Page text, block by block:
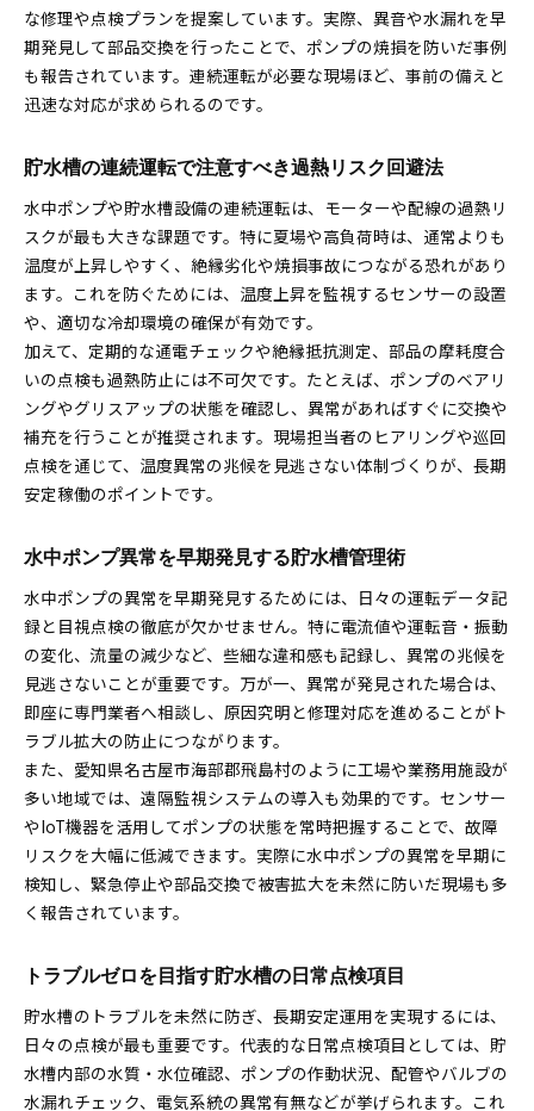
な修理や点検プランを提案しています。実際、異音や水漏れを早
期発見して部品交換を行ったことで、ポンプの焼損を防いだ事例
も報告されています。連続運転が必要な現場ほど、事前の備えと
迅速な対応が求められるのです。
貯水槽の連続運転で注意すべき過熱リスク回避法
水中ポンプや貯水槽設備の連続運転は、モーターや配線の過熱リ
スクが最も大きな課題です。特に夏場や高負荷時は、通常よりも
温度が上昇しやすく、絶縁劣化や焼損事故につながる恐れがあり
ます。これを防ぐためには、温度上昇を監視するセンサーの設置
や、適切な冷却環境の確保が有効です。
加えて、定期的な通電チェックや絶縁抵抗測定、部品の摩耗度合
いの点検も過熱防止には不可欠です。たとえば、ポンプのベアリ
ングやグリスアップの状態を確認し、異常があればすぐに交換や
補充を行うことが推奨されます。現場担当者のヒアリングや巡回
点検を通じて、温度異常の兆候を見逃さない体制づくりが、長期
安定稼働のポイントです。
水中ポンプ異常を早期発見する貯水槽管理術
水中ポンプの異常を早期発見するためには、日々の運転データ記
録と目視点検の徹底が欠かせません。特に電流値や運転音・振動
の変化、流量の減少など、些細な違和感も記録し、異常の兆候を
見逃さないことが重要です。万が一、異常が発見された場合は、
即座に専門業者へ相談し、原因究明と修理対応を進めることがト
ラブル拡大の防止につながります。
また、愛知県名古屋市海部郡飛島村のように工場や業務用施設が
多い地域では、遠隔監視システムの導入も効果的です。センサー
やIoT機器を活用してポンプの状態を常時把握することで、故障
リスクを大幅に低減できます。実際に水中ポンプの異常を早期に
検知し、緊急停止や部品交換で被害拡大を未然に防いだ現場も多
く報告されています。
トラブルゼロを目指す貯水槽の日常点検項目
貯水槽のトラブルを未然に防ぎ、長期安定運用を実現するには、
日々の点検が最も重要です。代表的な日常点検項目としては、貯
水槽内部の水質・水位確認、ポンプの作動状況、配管やバルブの
水漏れチェック、電気系統の異常有無などが挙げられます。これ